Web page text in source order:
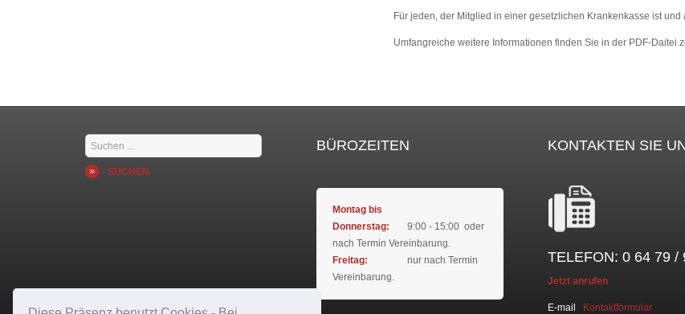
Für jeden, der Mitglied in einer gesetzlichen Krankenkasse ist
Umfangreiche weitere Informationen finden Sie in der PDF-Daitei
Suchen
...
SUCHEN
BÜROZEITEN
Montag bis
Donnerstag:
9:00 - 15:00 oder
nach Termin Vereinbarung.
Freitag:
nur nach Termin
Vereinbarung.
KONTAKTEN SIE
TELEFON: 0 64 79 /
Jetzt anrufen
E-mail Kontaktformular